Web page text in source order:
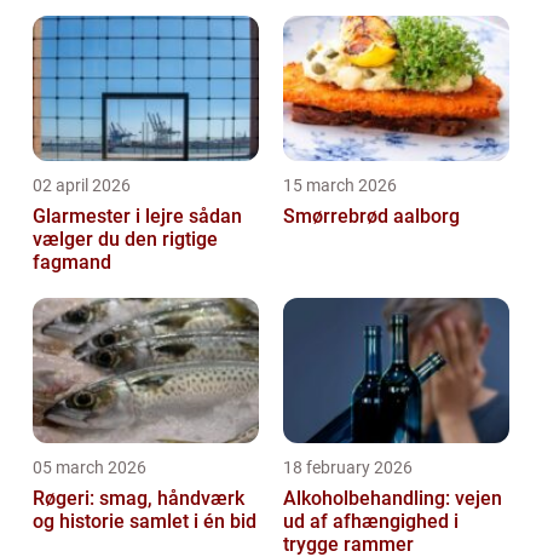
02 april 2026
Glarmester i lejre sådan
vælger du den rigtige
fagmand
15 march 2026
Smørrebrød aalborg
05 march 2026
Røgeri: smag, håndværk
og historie samlet i én bid
18 february 2026
Alkoholbehandling: vejen
ud af afhængighed i
trygge rammer